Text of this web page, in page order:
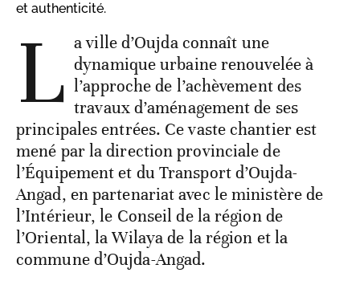
et authenticité.
L a ville d’Oujda connaît une
dynamique urbaine renouvelée à
l’approche de l’achèvement des
travaux d’aménagement de ses
principales entrées. Ce vaste chantier est
mené par la direction provinciale de
l’Équipement et du Transport d’Oujda-
Angad, en partenariat avec le ministère de
l’Intérieur, le Conseil de la région de
l’Oriental, la Wilaya de la région et la
commune d’Oujda-Angad.